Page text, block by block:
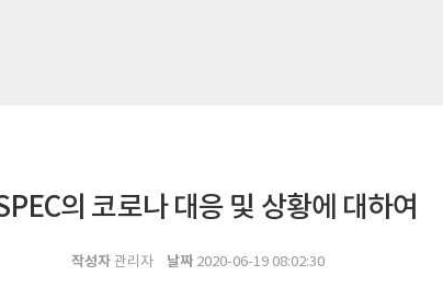
의 코로나 대응 및 상황에 대하여
작성자관리자 날짜2020-06-19 08:02:30